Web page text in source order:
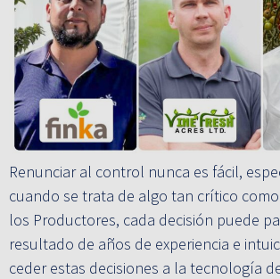
Renunciar al control nunca es fácil,
cuando se trata de algo tan crítico
los Productores, cada decisión puede
resultado de años de experiencia e
ceder estas decisiones a la tecnología